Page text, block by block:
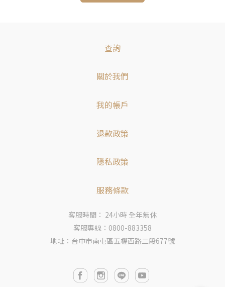
查詢
關於我們
我的帳戶
退款政策
隱私政策
服務條款
客服時間： 24小時 全年無休
客服專線：0800-883358
地址：台中市南屯區五權西路二段677號